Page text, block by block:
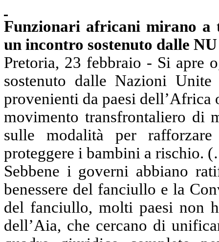
Funzionari africani mirano a
un incontro sostenuto dalle NU
Pretoria, 23 febbraio - Si apre
sostenuto dalle Nazioni
provenienti da paesi dell’Africa
movimento transfrontaliero di
sulle modalità per
proteggere i bambini a rischio.
Sebbene i governi abbiano
benessere del fanciullo e la
del fanciullo, molti paesi non
dell’Aia, che cercano di